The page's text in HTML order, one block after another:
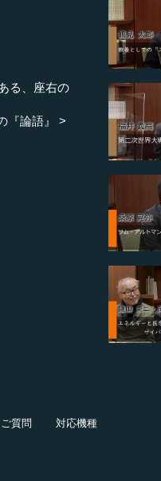
る、座右の
論語』
質問
対応機種